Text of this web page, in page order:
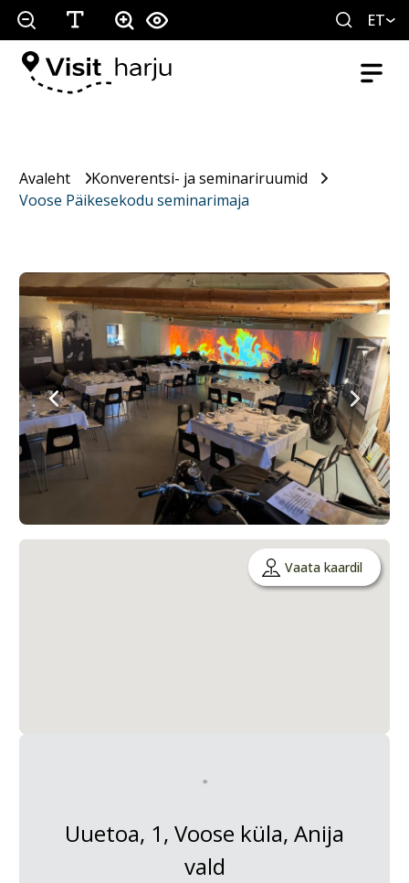
ET
Avaleht
Konverentsi- ja seminariruumid
Voose Päikesekodu seminarimaja
Vaata kaardil
Uuetoa, 1, Voose küla, Anija
vald